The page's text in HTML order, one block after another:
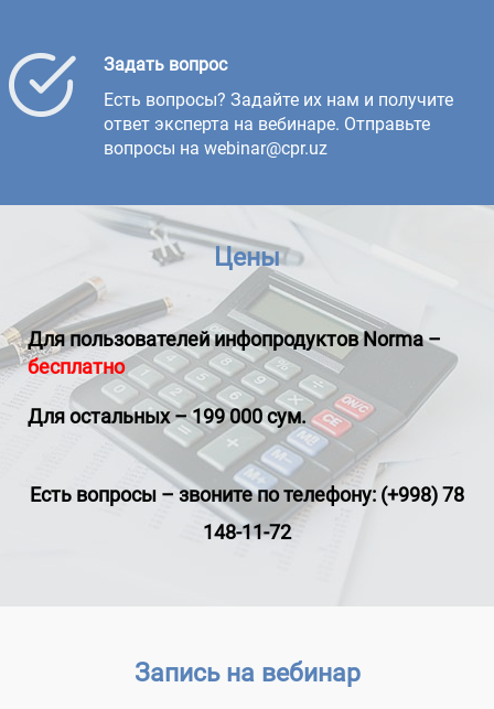
Задать вопрос
Есть вопросы? Задайте их нам и получите
ответ эксперта на вебинаре. Отправьте
вопросы на webinar@cpr.uz
Цены
Для пользователей инфопродуктовNorma–
бесплатно
Для остальных – 199 000 сум.
Есть вопросы –звоните по телефону: (+998) 78
148-11-72
Запись на вебинар